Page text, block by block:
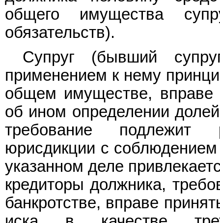
общего имущества
обязательств).
Супруг (бывший
применением к нему
общем имуществе, вправе
об ином определении
требование
юрисдикции с
указанном деле
кредиторы должника,
банкротстве, вправе